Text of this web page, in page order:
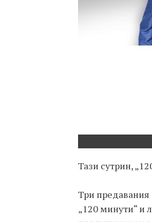
Тази сутрин,
Три предавания
„120 минути“ и